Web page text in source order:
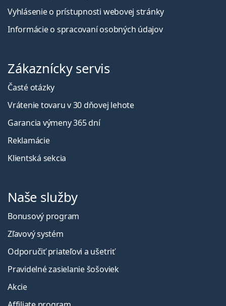
Vyhlásenie o prístupnosti webovej stránky
Informácie o spracovaní osobných údajov
Zákaznícky servis
Časté otázky
Vrátenie tovaru v 30 dňovej lehote
Garancia výmeny 365 dní
Reklamácie
Klientská sekcia
Naše služby
Bonusový program
Zľavový systém
Odporučiť priateľovi a ušetriť
Pravidelné zasielanie šošoviek
Akcie